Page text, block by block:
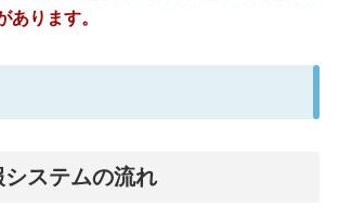
あります。
システムの流れ